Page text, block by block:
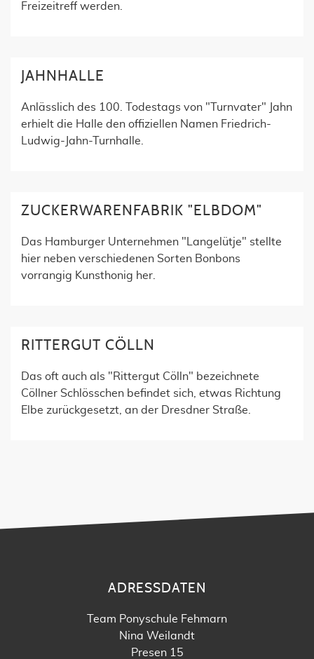
Freizeitreff werden.
JAHNHALLE
Anlässlich des 100. Todestags von "Turnvater" Jahn
erhielt die Halle den offiziellen Namen Friedrich-
Ludwig-Jahn-Turnhalle.
ZUCKERWARENFABRIK "ELBDOM"
Das Hamburger Unternehmen "Langelütje" stellte
hier neben verschiedenen Sorten Bonbons
vorrangig Kunsthonig her.
RITTERGUT CÖLLN
Das oft auch als "Rittergut Cölln" bezeichnete
Cöllner Schlösschen befindet sich, etwas Richtung
Elbe zurückgesetzt, an der Dresdner Straße.
ADRESSDATEN
Team Ponyschule Fehmarn
Nina Weilandt
Presen 15